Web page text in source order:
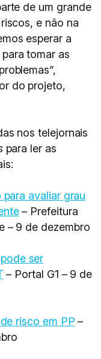
de um grande
e não na
esperar a
tomar as
do projeto,
nos telejornais
para ler as
avaliar grau
– Prefeitura
– 9 de dezembro
ser
– Portal G1 – 9 de
risco em PP –